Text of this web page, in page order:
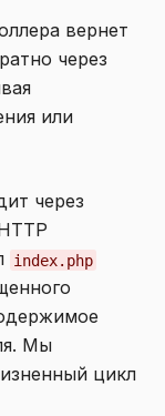
вернет
через
или
через
index.php
Мы
цикл